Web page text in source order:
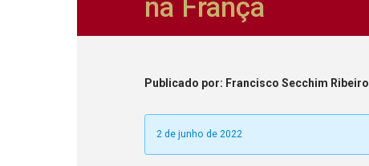
na França
Publicado por: Francisco Secchim Ribeiro
2 de junho de 2022